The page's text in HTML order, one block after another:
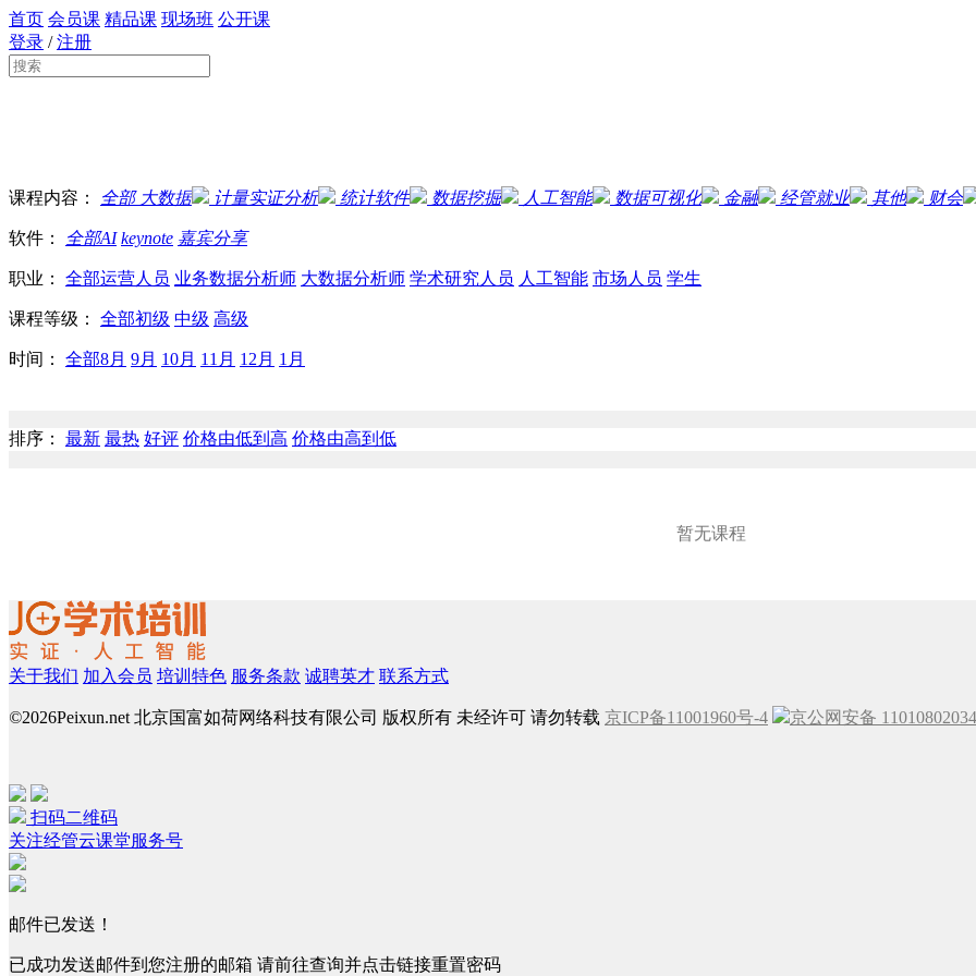
首页 会员课 精品课 现场班 公开课
登录 /注册
课程内容： 全部大数据 计量实证分析 统计软件 数据挖掘 人工智能 数据可视化 金融 经管就业 其他 财会
软件： 全部AI keynote 嘉宾分享
职业： 全部运营人员 业务数据分析师 大数据分析师 学术研究人员 人工智能 市场人员 学生
课程等级： 全部初级 中级 高级
时间： 全部8月 9月 10月 11月 12月 1月
排序： 最新 最热 好评 价格由低到高 价格由高到低
暂无课程
关于我们 加入会员 培训特色 服务条款 诚聘英才 联系方式
©2026Peixun.net 北京国富如荷网络科技有限公司 版权所有 未经许可 请勿转载 京ICP备11001960号-4 京公网安备
扫码二维码
关注经管云课堂服务号
邮件已发送！
已成功发送邮件到您注册的邮箱 请前往查询并点击链接重置密码